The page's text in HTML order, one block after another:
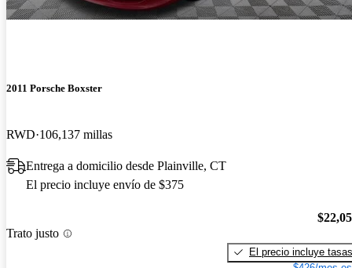
2011 Porsche Boxster
RWD 106,137 millas
Entrega a domicilio desde Plainville, CT
El precio incluye envío de $375
Trato justo
El precio incluye tasas